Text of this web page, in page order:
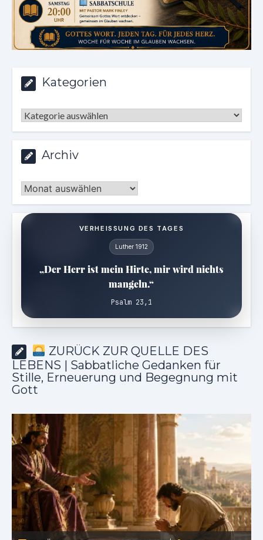
Kategorien
Kategorien
Archiv
Archiv
VERHEISSUNG DES TAGES
Luther 1912
„Der Herr ist mein Hirte, mir wird nichts
mangeln.“
Psalm 23,1
ZURÜCK ZUR QUELLE DES
LEBENS | Sabbatliche Gedanken für
Stille, Erneuerung und Begegnung mit
Gott